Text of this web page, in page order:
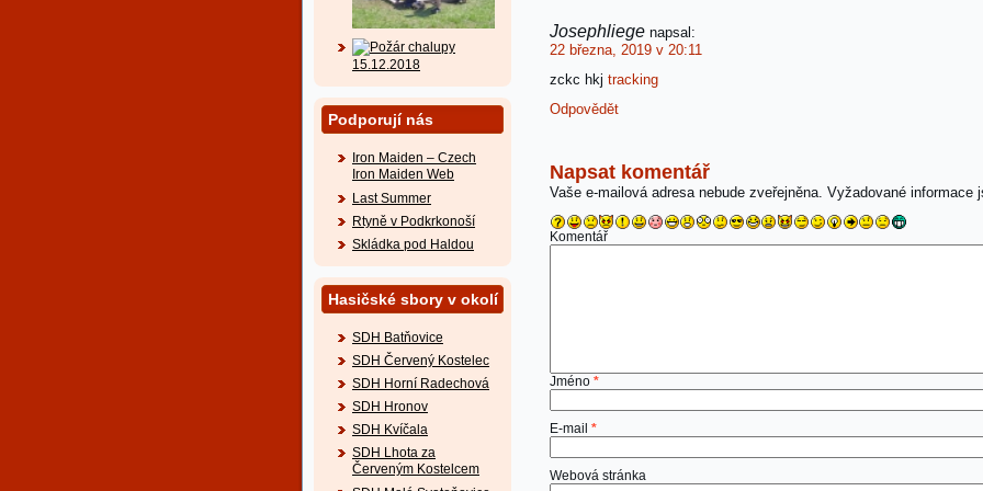
Podporují nás
Iron Maiden – Czech
Iron Maiden Web
Last Summer
Rtyně v Podkrkonoší
Skládka pod Haldou
Hasičské sbory v okolí
SDH Batňovice
SDH Červený Kostelec
SDH Horní Radechová
SDH Hronov
SDH Kvíčala
SDH Lhota za
Červeným Kostelcem
Josephliege napsal:
22 března, 2019 v 20:11
zckc hkj tracking
Odpovědět
Napsat komentář
Vaše e-mailová adresa nebude zveřejněna. Vyžadované informace
Komentář
Jméno *
E-mail *
Webová stránka